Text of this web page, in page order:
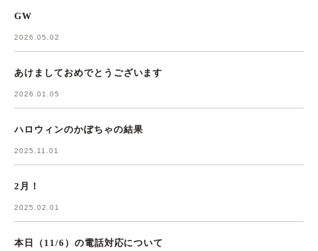
GW
2026.05.02
あけましておめでとうございます
2026.01.05
ハロウィンのかぼちゃの結果
2025.11.01
2月！
2025.02.01
本日（11/6）の電話対応について